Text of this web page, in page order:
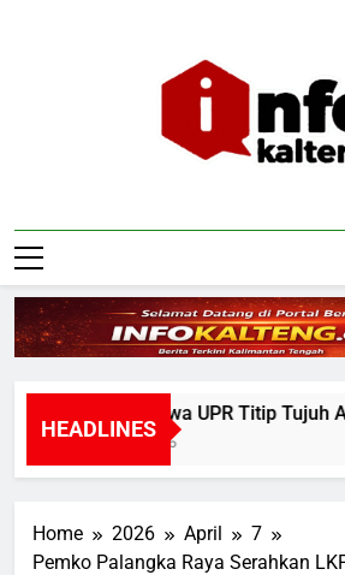
HEADLINES
Mahasiswa UPR Titip Tujuh
8 Hours Ago
Home 2026 April
7
Pemko Palangka Raya Serahkan